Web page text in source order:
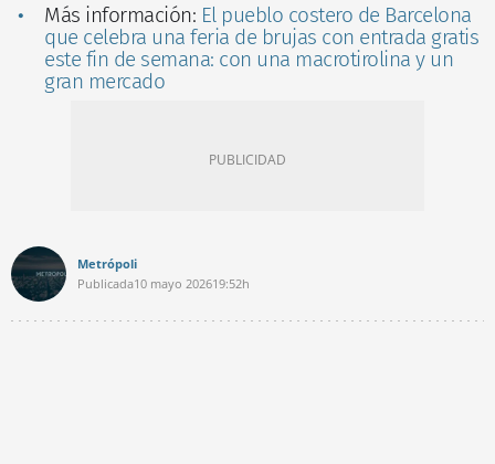
Más información: El pueblo costero de Barcelona
que celebra una feria de brujas con entrada gratis
este fin de semana: con una macrotirolina y un
gran mercado
Metrópoli
Publicada10 mayo 202619:52h